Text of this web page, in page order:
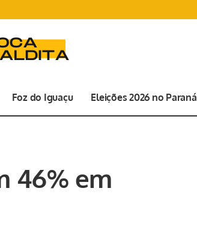
Foz do Iguaçu Eleições 2026 no Paraná
46% em